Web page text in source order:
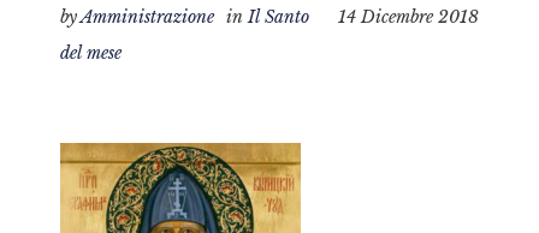
14 Dicembre 2018
byAmministrazione inIl Santo
del mese